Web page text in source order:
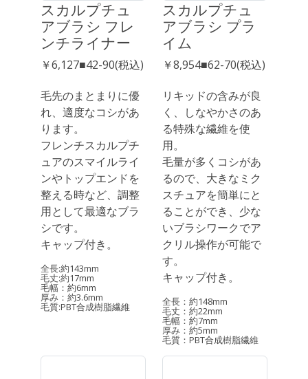
スカルプチュ
アブラシ フレ
ンチライナー
￥6,127■42-90(税込)
毛先のまとまりに優
れ、適度なコシがあ
ります。
フレンチスカルプチ
ュアのスマイルライ
ンやトップエンドを
整える時など、調整
用として最適なブラ
シです。
キャップ付き。
全長:約143mm
毛丈:約17mm
毛幅：約6mm
厚み：約3.6mm
毛質:PBT合成樹脂繊維
スカルプチュ
アブラシ プラ
イム
￥8,954■62-70(税込)
リキッドの含みが良
く、しなやかさのあ
る特殊な繊維を使
用。
毛量が多くコシがあ
るので、大きなミク
スチュアを簡単にと
ることができ、少な
いブラシワークでア
クリル操作が可能で
す。
キャップ付き。
全長：約148mm
毛丈：約22mm
毛幅：約7mm
厚み：約5mm
毛質：PBT合成樹脂繊維